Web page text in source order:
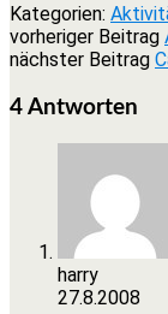
Kategorien:
vorheriger Beitrag
nächster Beitrag
4 Antworten
harry
27.8.2008